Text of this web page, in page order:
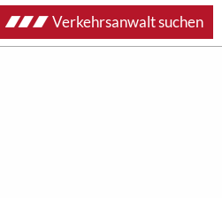
Verkehrsanwalt suchen